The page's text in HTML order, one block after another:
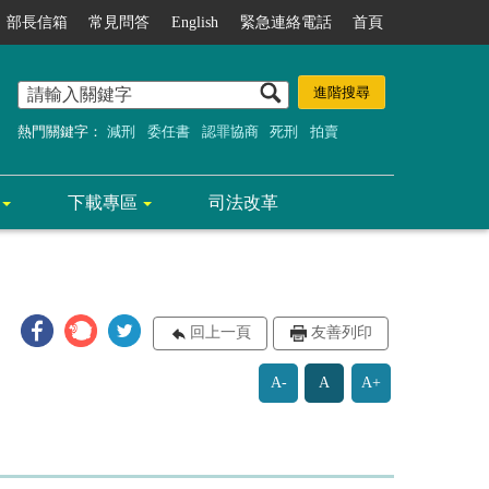
部長信箱 常見問答 English 緊急連絡電話 首頁
熱門關鍵字： 減刑 委任書 認罪協商 死刑 拍賣
下載專區 司法改革
回上一頁 友善列印
A- A A+